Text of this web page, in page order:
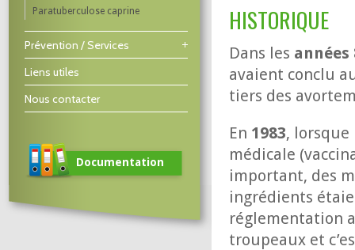
Paratuberculose caprine
Prévention / Services
Liens utiles
Nous contacter
Documentation
HISTORIQUE
Dans les années
avaient conclu
tiers des
En 1983, lorsque
médicale
important, des
ingrédients
réglementation
troupeaux et